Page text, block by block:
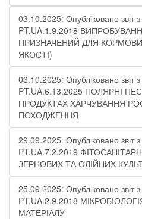
03.10.2025: Опубліковано звіт з
PT.UA.1.9.2018
ПРИЗНАЧЕНИЙ ДЛЯ
ЯКОСТІ)
03.10.2025: Опубліковано звіт з
PT.UA.6.13.2025 ПОЛЯРНІ
ПРОДУКТАХ ХАРЧУВАННЯ
ПОХОДЖЕННЯ
29.09.2025: Опубліковано звіт з
PT.UA.7.2.2019
ЗЕРНОВИХ ТА ОЛІЙНИХ
25.09.2025: Опубліковано звіт з
PT.UA.2.9.2018
МАТЕРІАЛУ